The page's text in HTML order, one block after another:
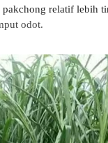
pakchong relatif lebih
odot.